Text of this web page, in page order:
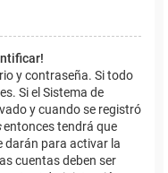
y contraseña. Si todo
Si el Sistema de
y cuando se registró
entonces tendrá que
darán para activar la
cuentas deben ser